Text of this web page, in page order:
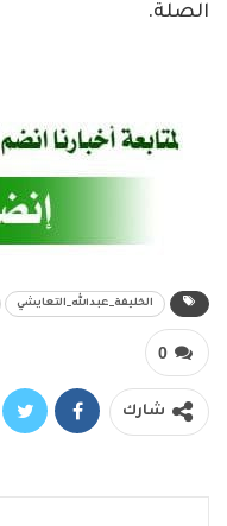
الصلة.
الخليفة_عبدالله_التعايشي
0
شارك